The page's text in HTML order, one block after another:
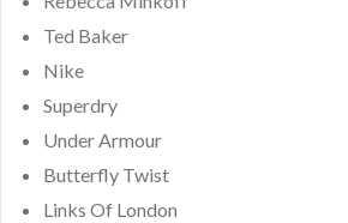
Ted Baker
Nike
Superdry
Under Armour
Butterfly Twist
Links Of London